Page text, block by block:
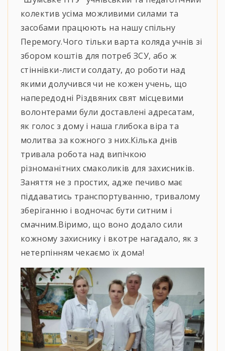
колектив усіма можливими силами та
засобами працюють на нашу спільну
Перемогу.Чого тільки варта коляда учнів зі
збором коштів для потреб ЗСУ, або ж
стіннівки-листи солдату, до роботи над
якими долучився чи не кожен учень, що
напередодні Різдвяних свят місцевими
волонтерами були доставлені адресатам,
як голос з дому і наша глибока віра та
молитва за кожного з них.Кілька днів
тривала робота над випічкою
різноманітних смаколиків для захисників.
Заняття не з простих, адже печиво має
піддаватись транспортуванню, тривалому
зберіганню і водночас бути ситним і
смачним.Віримо, що воно додало сили
кожному захиснику і вкотре нагадало, як з
нетерпінням чекаємо їх дома!